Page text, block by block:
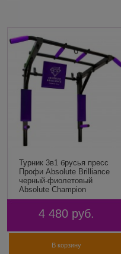
Турник 3в1 брусья пресс
Профи Absolute Brilliance
черный-фиолетовый
Absolute Champion
4 480 руб.
В корзину